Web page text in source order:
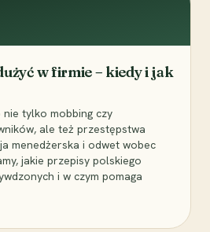
w firmie – kiedy i jak
tylko mobbing czy
ale też przestępstwa
menedżerska i odwet wobec
jakie przepisy polskiego
i w czym pomaga